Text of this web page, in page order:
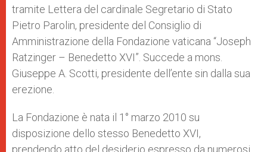
tramite Lettera del cardinale Segretario di Stato
Pietro Parolin, presidente del Consiglio di
Amministrazione della Fondazione vaticana “Joseph
Ratzinger – Benedetto XVI”. Succede a mons.
Giuseppe A. Scotti, presidente dell’ente sin dalla sua
erezione.
La Fondazione è nata il 1° marzo 2010 su
disposizione dello stesso Benedetto XVI,
prendendo atto del desiderio espresso da numerosi